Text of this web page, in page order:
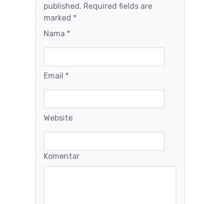
published. Required fields are
marked *
Nama *
Email *
Website
Komentar